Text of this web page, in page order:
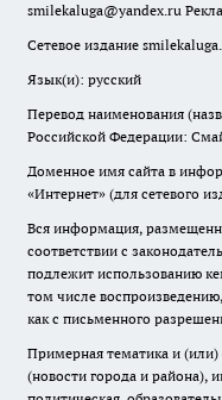
smilekaluga@yandex.ru
Сетевое издание
Язык(и): русский
Перевод наименования
Российской Федерации:
Доменное имя сайта в
«Интернет» (для сетевого
Вся информация,
соответствии с
подлежит использованию
том числе
как с письменного
Примерная тематика и
(новости города и района),